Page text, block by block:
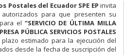
Postales del Ecuador SPE EP invita
para que presenten su
el “SERVICIO DE ÚLTIMA MILLA
PÚBLICA SERVICIOS POSTALES
estimado para la ejecución del
desde la fecha de suscripción del